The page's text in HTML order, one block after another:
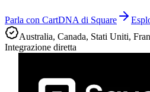
Parla con CartDNA di Square
Australia, Canada, Stati Uniti,
Integrazione diretta